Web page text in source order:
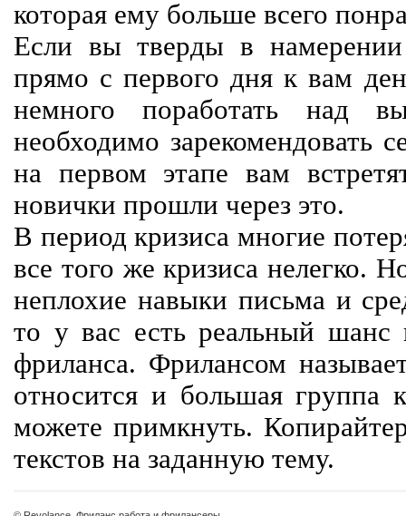
которая ему больше всего
Если вы тверды в
прямо с первого дня к вам
немного поработать над
необходимо зарекомендовать
на первом этапе вам
новички прошли через это.
В период кризиса многие
все того же кризиса нелегко.
неплохие навыки письма и
то у вас есть реальный шанс
фриланса. Фрилансом
относится и большая группа
можете примкнуть.
текстов на заданную тему.